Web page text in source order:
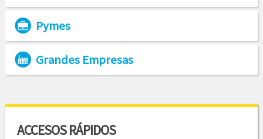
Pymes
Grandes Empresas
ACCESOS RÁPIDOS